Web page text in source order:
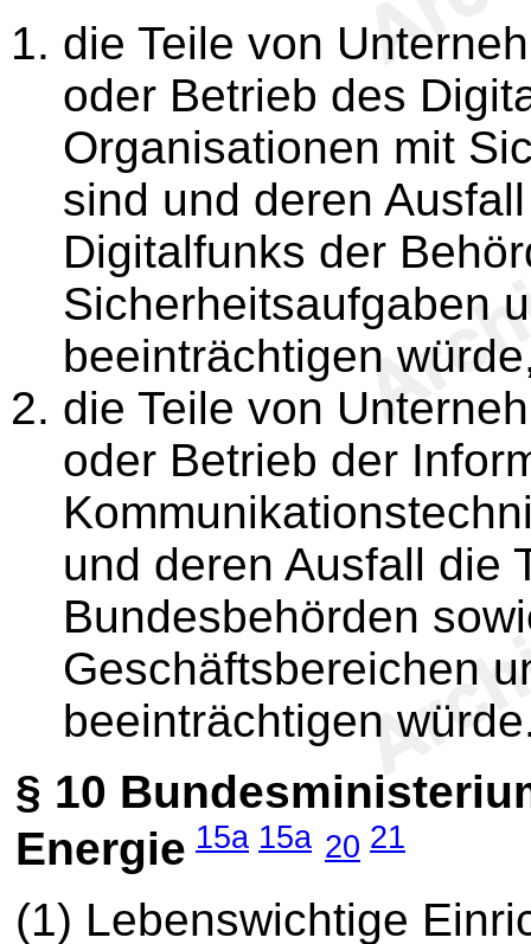
die Teile von
oder Betrieb des
Organisationen mit
sind und deren
Digitalfunks der
Sicherheitsaufgaben
beeinträchtigen
die Teile von
oder Betrieb der
und deren Ausfall die
Bundesbehörden
Geschäftsbereichen
beeinträchtigen
§ 10
Energie 15a 15a 20 21
(1) Lebenswichtige